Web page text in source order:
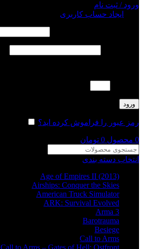
ورود / ثبت نام
ایجاد حساب کاربری
ورود
رمز عبور را فراموش کرده اید؟
0 محصول 0 تومان
انتخاب دسته بندی
Age of Empires II (2013)
Airships: Conquer the Skies
American Truck Simulator
ARK: Survival Evolved
Arma 3
Barotrauma
Besiege
Call to Arms
Call to Arms – Gates of Hell: Ostfront